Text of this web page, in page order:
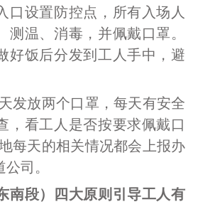
口设置防控点，所有入场人
测温、消毒，并佩戴口罩。
好饭后分发到工人手中，避
放两个口罩，每天有安全
，看工人是否按要求佩戴口
每天的相关情况都会上报办
司。
南段）四大原则引导工人有